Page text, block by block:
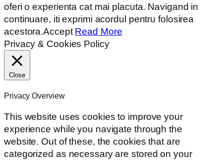
oferi o experienta cat mai placuta. Navigand in
continuare, iti exprimi acordul pentru folosirea
acestora.Accept Read More
Privacy & Cookies Policy
Close
Privacy Overview
This website uses cookies to improve your
experience while you navigate through the
website. Out of these, the cookies that are
categorized as necessary are stored on your